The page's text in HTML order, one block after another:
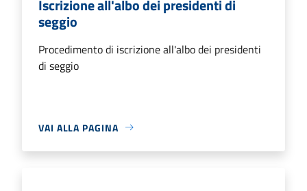
Iscrizione all'albo dei presidenti di
seggio
Procedimento di iscrizione all'albo dei presidenti
di seggio
VAI ALLA PAGINA